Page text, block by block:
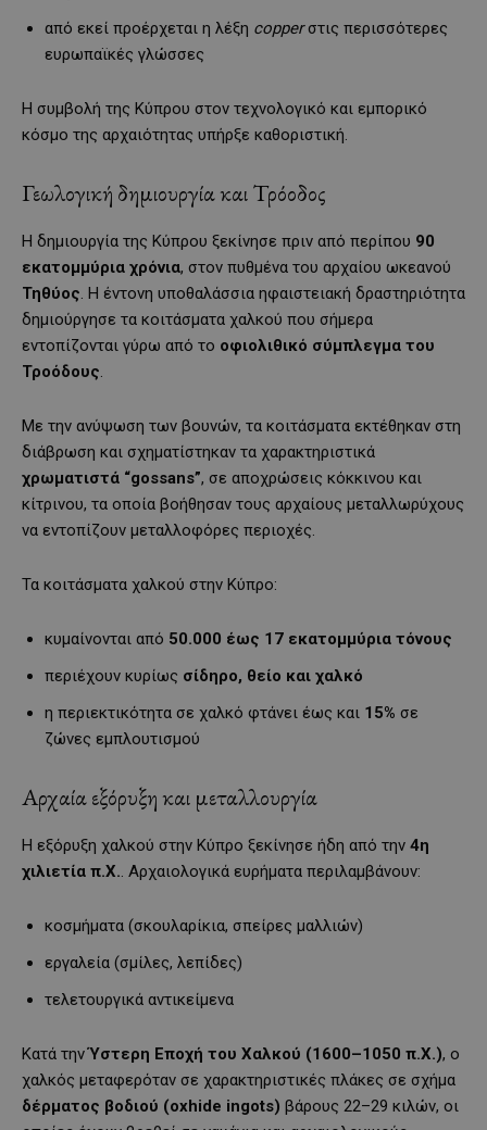
από εκεί προέρχεται η λέξη copperστις περισσότερες
ευρωπαϊκές γλώσσες
Η συμβολή της Κύπρου στον τεχνολογικό και εμπορικό
κόσμο της αρχαιότητας υπήρξε καθοριστική.
Γεωλογική δημιουργία και Τρόοδος
Η δημιουργία της Κύπρου ξεκίνησε πριν από περίπου 90
εκατομμύρια χρόνια, στον πυθμένα του αρχαίου ωκεανού
Τηθύος. Η έντονη υποθαλάσσια ηφαιστειακή δραστηριότητα
δημιούργησε τα κοιτάσματα χαλκού που σήμερα
εντοπίζονται γύρω από το οφιολιθικό σύμπλεγμα του
Τροόδους.
Με την ανύψωση των βουνών, τα κοιτάσματα εκτέθηκαν στη
διάβρωση και σχηματίστηκαν τα χαρακτηριστικά
χρωματιστά “gossans”, σε αποχρώσεις κόκκινου και
κίτρινου, τα οποία βοήθησαν τους αρχαίους μεταλλωρύχους
να εντοπίζουν μεταλλοφόρες περιοχές.
Τα κοιτάσματα χαλκού στην Κύπρο:
κυμαίνονται από 50.000 έως 17 εκατομμύρια τόνους
περιέχουν κυρίως σίδηρο, θείο και χαλκό
η περιεκτικότητα σε χαλκό φτάνει έως και 15% σε
ζώνες εμπλουτισμού
Αρχαία εξόρυξη και μεταλλουργία
Η εξόρυξη χαλκού στην Κύπρο ξεκίνησε ήδη από την 4η
χιλιετία π.Χ.. Αρχαιολογικά ευρήματα περιλαμβάνουν:
κοσμήματα (σκουλαρίκια, σπείρες μαλλιών)
εργαλεία (σμίλες, λεπίδες)
τελετουργικά αντικείμενα
Κατά τηνΎστερη Εποχή του Χαλκού (1600–1050 π.Χ.), ο
χαλκός μεταφερόταν σε χαρακτηριστικές πλάκες σε σχήμα
δέρματος βοδιού (oxhide ingots) βάρους 22–29 κιλών, οι